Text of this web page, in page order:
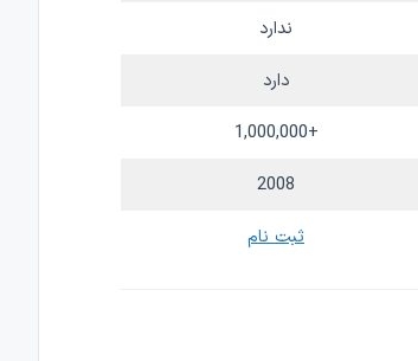
ندارد
دارد
+1,000,000
2008
ثبت نام